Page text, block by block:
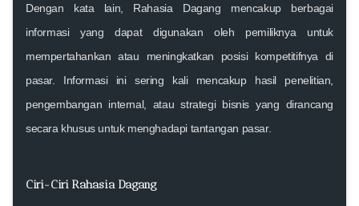
Dengan kata lain, Rahasia Dagang mencakup berbagai
informasi yang dapat digunakan oleh pemiliknya untuk
mempertahankan atau meningkatkan posisi kompetitifnya di
pasar. Informasi ini sering kali mencakup hasil penelitian,
pengembangan internal, atau strategi bisnis yang dirancang
secara khusus untuk menghadapi tantangan pasar.
Ciri-Ciri Rahasia Dagang